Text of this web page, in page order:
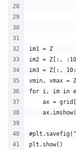
im1 = Z
im2 = Z[:, :10]
im3 = Z[:, 10:]
vmin, vmax =
for i, im in
ax =
plt.show()